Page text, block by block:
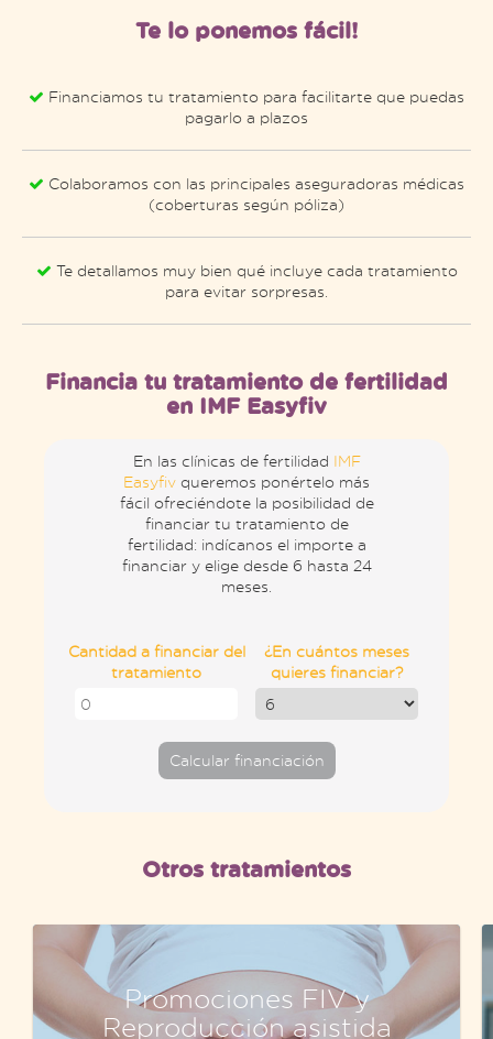
Te lo ponemos fácil!
Financiamos tu tratamiento para facilitarte que puedas
pagarlo a plazos
Colaboramos con las principales aseguradoras médicas
(coberturas según póliza)
Te detallamos muy bien qué incluye cada tratamiento
para evitar sorpresas.
Financia tu tratamiento de fertilidad
en IMF Easyfiv
En las clínicas de fertilidad IMF
Easyfiv queremos ponértelo más
fácil ofreciéndote la posibilidad de
financiar tu tratamiento de
fertilidad: indícanos el importe a
financiar y elige desde 6 hasta 24
meses.
Cantidad a financiar del
tratamiento
¿En cuántos meses
quieres financiar?
Calcular financiación
Otros tratamientos
Promociones FIV y
Reproducción asistida